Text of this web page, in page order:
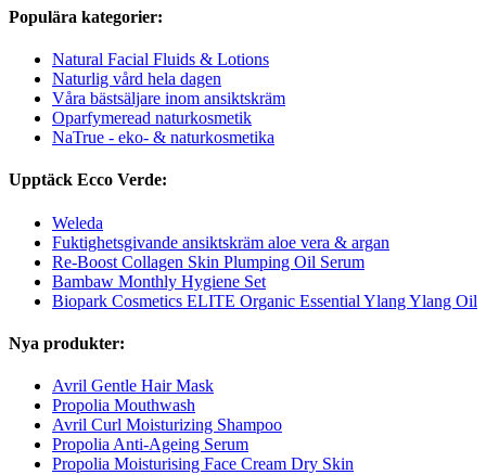
Populära kategorier:
Natural Facial Fluids & Lotions
Naturlig vård hela dagen
Våra bästsäljare inom ansiktskräm
Oparfymeread naturkosmetik
NaTrue - eko- & naturkosmetika
Upptäck Ecco Verde:
Weleda
Fuktighetsgivande ansiktskräm aloe vera & argan
Re-Boost Collagen Skin Plumping Oil Serum
Bambaw Monthly Hygiene Set
Biopark Cosmetics ELITE Organic Essential Ylang Ylang Oil
Nya produkter:
Avril Gentle Hair Mask
Propolia Mouthwash
Avril Curl Moisturizing Shampoo
Propolia Anti-Ageing Serum
Propolia Moisturising Face Cream Dry Skin